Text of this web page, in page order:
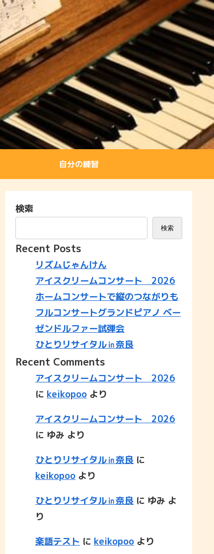
自分の練習
検索
検索
Recent Posts
リズムじゃんけん
アイスクリームコンサート 2026
ホームコンサートで縦のつながりも
フルコンサートグランドピアノ ベー
ゼンドルファー試弾会
ひとりリサイタル㏌奈良
Recent Comments
アイスクリームコンサート 2026
に keikopoo より
アイスクリームコンサート 2026
に ゆみ より
ひとりリサイタル㏌奈良 に
keikopoo より
ひとりリサイタル㏌奈良 に ゆみ よ
り
楽語テスト に keikopoo より